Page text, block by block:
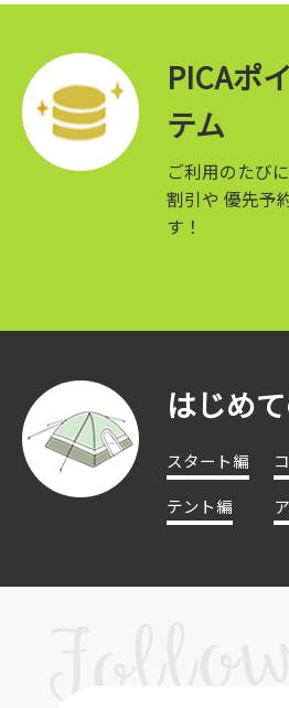
PICAポ
テム
ご利用のたび
割引や 優先予
す！
はじめ
スタート編
テント編